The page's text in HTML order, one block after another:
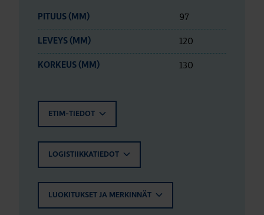
PITUUS (MM) 97
LEVEYS (MM) 120
KORKEUS (MM) 130
ETIM-TIEDOT
LOGISTIIKKATIEDOT
LUOKITUKSET JA MERKINNÄT